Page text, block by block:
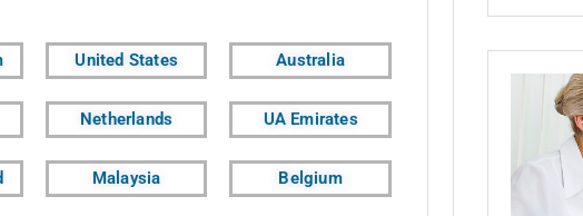
United States
Netherlands
Malaysia
Australia
UA Emirates
Belgium